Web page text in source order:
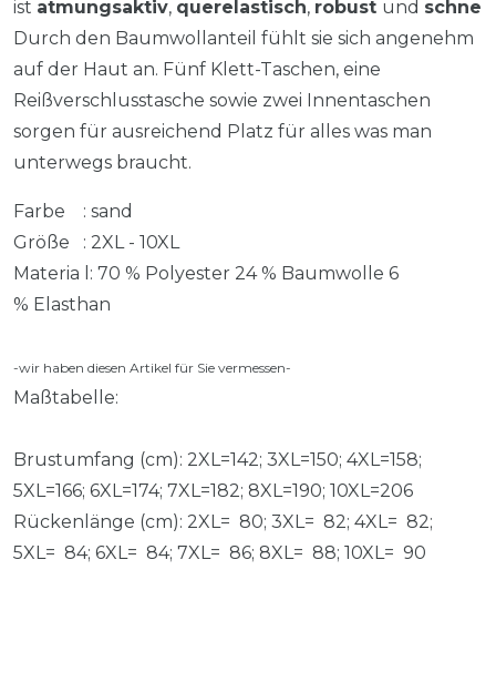
ist atmungsaktiv, querelastisch, robust und
Durch den Baumwollanteil fühlt sie sich angenehm
auf der Haut an. Fünf Klett-Taschen, eine
Reißverschlusstasche sowie zwei Innentaschen
sorgen für ausreichend Platz für alles was man
unterwegs braucht.
Farbe : sand
Größe : 2XL - 10XL
Materia l: 70 % Polyester 24 % Baumwolle 6
% Elasthan
-wir haben diesen Artikel für Sie vermessen-
Maßtabelle:
Brustumfang (cm): 2XL=142; 3XL=150; 4XL=158;
5XL=166; 6XL=174; 7XL=182; 8XL=190; 10XL=206
Rückenlänge (cm): 2XL= 80; 3XL= 82; 4XL= 82;
5XL= 84; 6XL= 84; 7XL= 86; 8XL= 88; 10XL= 90